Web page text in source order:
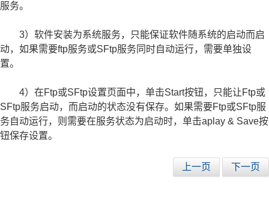
服务。
3）软件安装为系统服务，只能保证软件随系统的启动而启
动，如果需要ftp服务或SFtp服务同时自动运行，需要单独设
置。
4）在Ftp或SFtp设置页面中，单击Start按钮，只能让Ftp或
SFtp服务启动，而启动的状态没有保存。如果需要Ftp或SFtp服
务自动运行，则需要在服务状态为启动时，单击aplay & Save按
钮保存设置。
上一页 下一页